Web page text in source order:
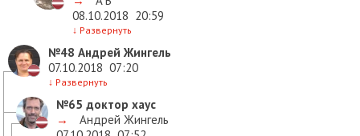
08.10.2018 20:59
↓ Развернуть
№48 Андрей Жингель
07.10.2018 07:20
↓ Развернуть
№65 доктор хаус
→
Андрей Жингель